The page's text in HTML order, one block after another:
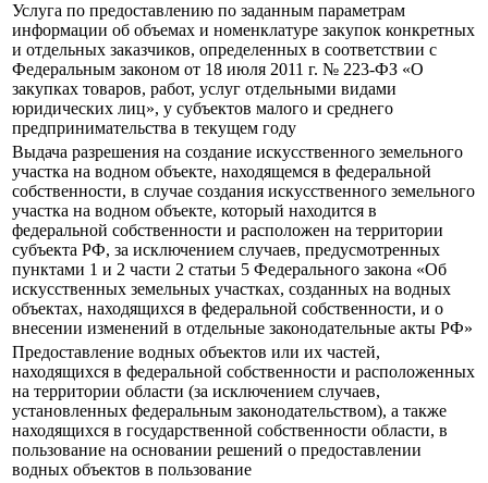
Услуга по предоставлению по заданным параметрам
информации об объемах и номенклатуре закупок конкретных
и отдельных заказчиков, определенных в соответствии с
Федеральным законом от 18 июля 2011 г. № 223-ФЗ «О
закупках товаров, работ, услуг отдельными видами
юридических лиц», у субъектов малого и среднего
предпринимательства в текущем году
Выдача разрешения на создание искусственного земельного
участка на водном объекте, находящемся в федеральной
собственности, в случае создания искусственного земельного
участка на водном объекте, который находится в
федеральной собственности и расположен на территории
субъекта РФ, за исключением случаев, предусмотренных
пунктами 1 и 2 части 2 статьи 5 Федерального закона «Об
искусственных земельных участках, созданных на водных
объектах, находящихся в федеральной собственности, и о
внесении изменений в отдельные законодательные акты РФ»
Предоставление водных объектов или их частей,
находящихся в федеральной собственности и расположенных
на территории области (за исключением случаев,
установленных федеральным законодательством), а также
находящихся в государственной собственности области, в
пользование на основании решений о предоставлении
водных объектов в пользование